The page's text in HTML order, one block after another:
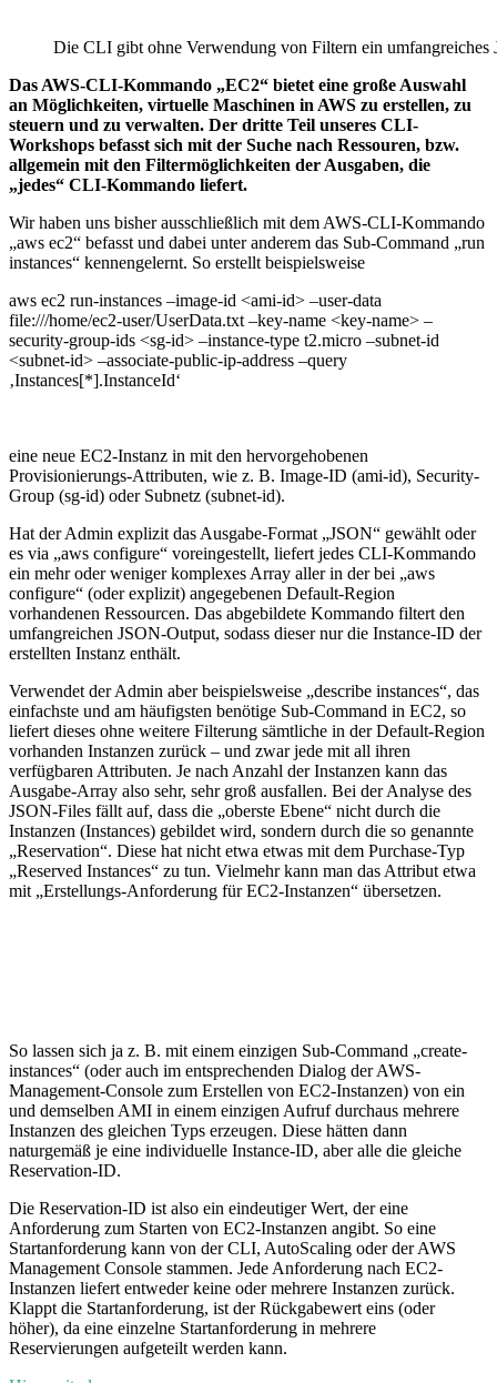
Die CLI gibt ohne Verwendung von Filtern ein umfangreiches
Das AWS-CLI-Kommando „EC2“ bietet eine große Auswahl
an Möglichkeiten, virtuelle Maschinen in AWS zu erstellen, zu
steuern und zu verwalten. Der dritte Teil unseres CLI-
Workshops befasst sich mit der Suche nach Ressouren, bzw.
allgemein mit den Filtermöglichkeiten der Ausgaben, die
„jedes“ CLI-Kommando liefert.
Wir haben uns bisher ausschließlich mit dem AWS-CLI-Kommando
„aws ec2“ befasst und dabei unter anderem das Sub-Command „run
instances“ kennengelernt. So erstellt beispielsweise
aws ec2 run-instances –image-id <ami-id> –user-data
file:///home/ec2-user/UserData.txt –key-name <key-name> –
security-group-ids <sg-id> –instance-type t2.micro –subnet-id
<subnet-id> –associate-public-ip-address –query
‚Instances[*].InstanceId‘
eine neue EC2-Instanz in mit den hervorgehobenen
Provisionierungs-Attributen, wie z. B. Image-ID (ami-id), Security-
Group (sg-id) oder Subnetz (subnet-id).
Hat der Admin explizit das Ausgabe-Format „JSON“ gewählt oder
es via „aws configure“ voreingestellt, liefert jedes CLI-Kommando
ein mehr oder weniger komplexes Array aller in der bei „aws
configure“ (oder explizit) angegebenen Default-Region
vorhandenen Ressourcen. Das abgebildete Kommando filtert den
umfangreichen JSON-Output, sodass dieser nur die Instance-ID der
erstellten Instanz enthält.
Verwendet der Admin aber beispielsweise „describe instances“, das
einfachste und am häufigsten benötige Sub-Command in EC2, so
liefert dieses ohne weitere Filterung sämtliche in der Default-Region
vorhanden Instanzen zurück – und zwar jede mit all ihren
verfügbaren Attributen. Je nach Anzahl der Instanzen kann das
Ausgabe-Array also sehr, sehr groß ausfallen. Bei der Analyse des
JSON-Files fällt auf, dass die „oberste Ebene“ nicht durch die
Instanzen (Instances) gebildet wird, sondern durch die so genannte
„Reservation“. Diese hat nicht etwa etwas mit dem Purchase-Typ
„Reserved Instances“ zu tun. Vielmehr kann man das Attribut etwa
mit „Erstellungs-Anforderung für EC2-Instanzen“ übersetzen.
So lassen sich ja z. B. mit einem einzigen Sub-Command „create-
instances“ (oder auch im entsprechenden Dialog der AWS-
Management-Console zum Erstellen von EC2-Instanzen) von ein
und demselben AMI in einem einzigen Aufruf durchaus mehrere
Instanzen des gleichen Typs erzeugen. Diese hätten dann
naturgemäß je eine individuelle Instance-ID, aber alle die gleiche
Reservation-ID.
Die Reservation-ID ist also ein eindeutiger Wert, der eine
Anforderung zum Starten von EC2-Instanzen angibt. So eine
Startanforderung kann von der CLI, AutoScaling oder der AWS
Management Console stammen. Jede Anforderung nach EC2-
Instanzen liefert entweder keine oder mehrere Instanzen zurück.
Klappt die Startanforderung, ist der Rückgabewert eins (oder
höher), da eine einzelne Startanforderung in mehrere
Reservierungen aufgeteilt werden kann.